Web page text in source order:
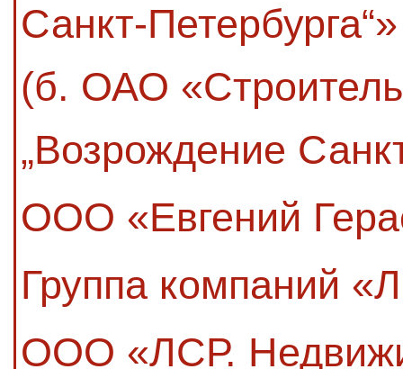
Санкт-Петербурга“»
(б. ОАО
„Возрождение
ООО «Евгений
Группа компаний
ООО «ЛСР.